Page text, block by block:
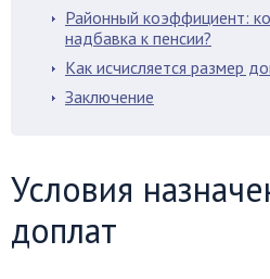
Районный коэффициент:
надбавка к пенсии?
Как исчисляется размер
Заключение
Условия
доплат